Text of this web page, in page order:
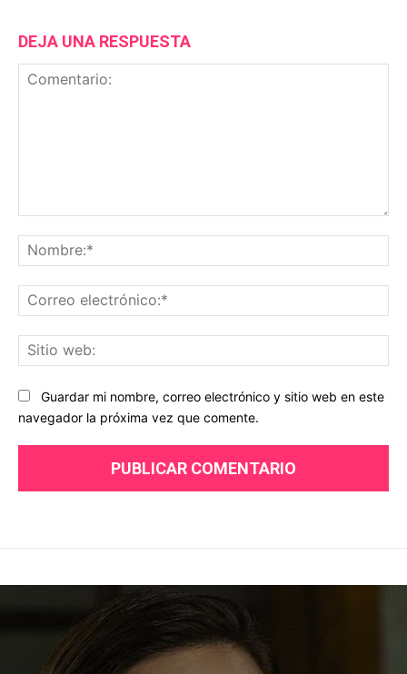
DEJA UNA RESPUESTA
Guardar mi nombre, correo electrónico y sitio web en este
navegador la próxima vez que comente.